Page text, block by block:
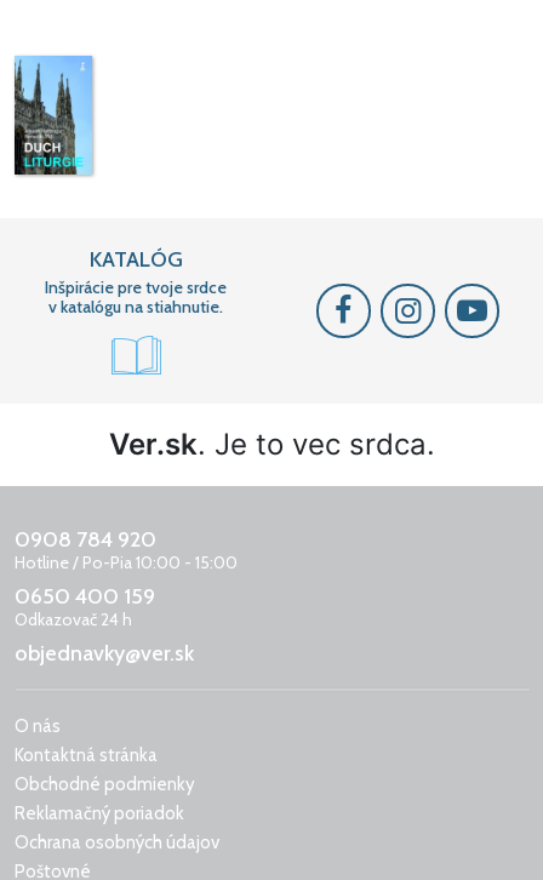
KATALÓG
Inšpirácie pre tvoje srdce
v katalógu na stiahnutie.
Ver.sk. Je to vec srdca.
0908 784 920
Hotline / Po-Pia 10:00 - 15:00
0650 400 159
Odkazovač 24 h
objednavky@ver.sk
O nás
Kontaktná stránka
Obchodné podmienky
Reklamačný poriadok
Ochrana osobných údajov
Poštovné